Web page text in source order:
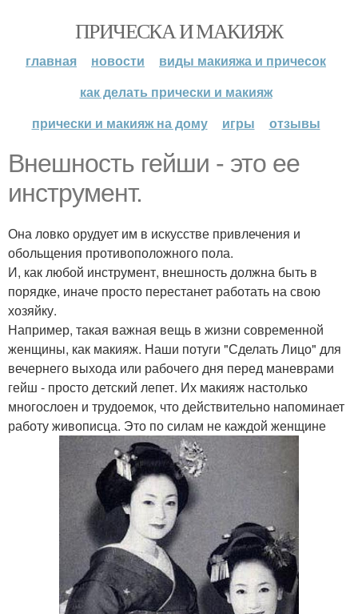
ПРИЧЕСКА И МАКИЯЖ
главная новости
виды макияжа и причесок
как делать прически и макияж
прически и макияж на дому
игры отзывы
Внешность гейши - это ее
инструмент.
Она ловко орудует им в искусстве привлечения и
обольщения противоположного пола.
И, как любой инструмент, внешность должна быть в
порядке, иначе просто перестанет работать на свою
хозяйку.
Например, такая важная вещь в жизни современной
женщины, как макияж. Наши потуги "Сделать Лицо" для
вечернего выхода или рабочего дня перед маневрами
гейш - просто детский лепет. Их макияж настолько
многослоен и трудоемок, что действительно напоминает
работу живописца. Это по силам не каждой женщине